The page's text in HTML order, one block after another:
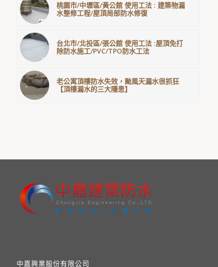
桃園市/中壢區/黃公館 使用工法 : 建築物漏
水整修工程/屋頂局部防水修復
台北市/北投區/張公館 使用工法 :屋頂免打
除防水施工/PVC/TPO防水工法
老公寓頂樓防水失效，颱風天漏水很抓狂
【頂樓漏水的三大隱患】
中嘉興業股份有限公司